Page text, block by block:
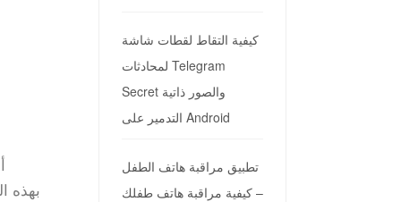
كيفية التقاط لقطات شاشة
لمحادثات Telegram
Secret والصور ذاتية
التدمير على Android
تطبيق مراقبة هاتف الطفل
– كيفية مراقبة هاتف طفلك